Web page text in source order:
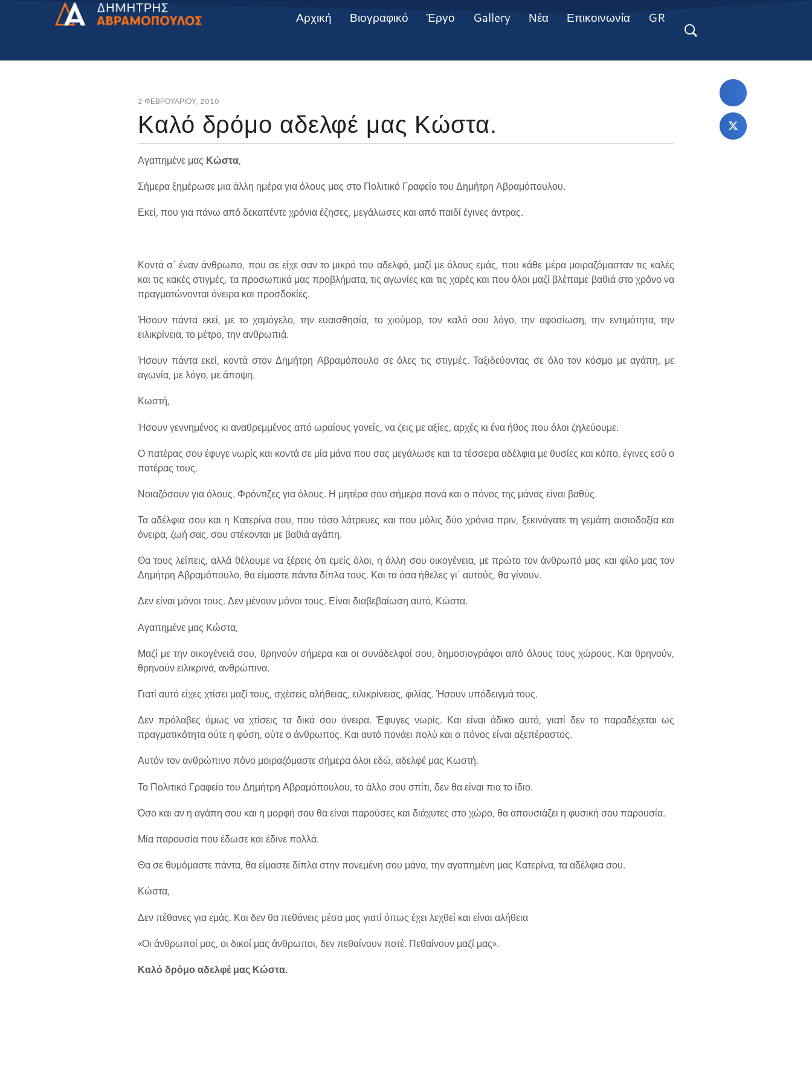
Αρχική Βιογραφικό Έργο Gallery Νέα Επικοινωνία GR
2 ΦΕΒΡΟΥΑΡΊΟΥ, 2010
Καλό δρόμο αδελφέ μας Κώστα.
Αγαπημένε μας Κώστα,
Σήμερα ξημέρωσε μια άλλη ημέρα για όλους μας στο Πολιτικό Γραφείο του Δημήτρη Αβραμόπουλου.
Εκεί, που για πάνω από δεκαπέντε χρόνια έζησες, μεγάλωσες και από παιδί έγινες άντρας.
Κοντά σ΄ έναν άνθρωπο, που σε είχε σαν το μικρό του αδελφό, μαζί με όλους εμάς, που κάθε μέρα μοιραζόμασταν τις καλές
και τις κακές στιγμές, τα προσωπικά μας προβλήματα, τις αγωνίες και τις χαρές και που όλοι μαζί βλέπαμε βαθιά στο χρόνο να
πραγματώνονται όνειρα και προσδοκίες.
Ήσουν πάντα εκεί, με το χαμόγελο, την ευαισθησία, το χιούμορ, τον καλό σου λόγο, την αφοσίωση, την εντιμότητα, την
ειλικρίνεια, το μέτρο, την ανθρωπιά.
Ήσουν πάντα εκεί, κοντά στον Δημήτρη Αβραμόπουλο σε όλες τις στιγμές. Ταξιδεύοντας σε όλο τον κόσμο με αγάπη, με
αγωνία, με λόγο, με άποψη.
Κωστή,
Ήσουν γεννημένος κι αναθρεμμένος από ωραίους γονείς, να ζεις με αξίες, αρχές κι ένα ήθος που όλοι ζηλεύουμε.
Ο πατέρας σου έφυγε νωρίς και κοντά σε μία μάνα που σας μεγάλωσε και τα τέσσερα αδέλφια με θυσίες και κόπο, έγινες εσύ ο
πατέρας τους.
Νοιαζόσουν για όλους. Φρόντιζες για όλους. Η μητέρα σου σήμερα πονά και ο πόνος της μάνας είναι βαθύς.
Τα αδέλφια σου και η Κατερίνα σου, που τόσο λάτρευες και που μόλις δύο χρόνια πριν, ξεκινάγατε τη γεμάτη αισιοδοξία και
όνειρα, ζωή σας, σου στέκονται με βαθιά αγάπη.
Θα τους λείπεις, αλλά θέλουμε να ξέρεις ότι εμείς όλοι, η άλλη σου οικογένεια, με πρώτο τον άνθρωπό μας και φίλο μας τον
Δημήτρη Αβραμόπουλο, θα είμαστε πάντα δίπλα τους. Και τα όσα ήθελες γι΄ αυτούς, θα γίνουν.
Δεν είναι μόνοι τους. Δεν μένουν μόνοι τους. Είναι διαβεβαίωση αυτό, Κώστα.
Αγαπημένε μας Κώστα,
Μαζί με την οικογένειά σου, θρηνούν σήμερα και οι συνάδελφοί σου, δημοσιογράφοι από όλους τους χώρους. Και θρηνούν,
θρηνούν ειλικρινά, ανθρώπινα.
Γιατί αυτό είχες χτίσει μαζί τους, σχέσεις αλήθειας, ειλικρίνειας, φιλίας. Ήσουν υπόδειγμά τους.
Δεν πρόλαβες όμως να χτίσεις τα δικά σου όνειρα. Έφυγες νωρίς. Και είναι άδικο αυτό, γιατί δεν το παραδέχεται ως
πραγματικότητα ούτε η φύση, ούτε ο άνθρωπος. Και αυτό πονάει πολύ και ο πόνος είναι αξεπέραστος.
Αυτόν τον ανθρώπινο πόνο μοιραζόμαστε σήμερα όλοι εδώ, αδελφέ μας Κωστή.
Το Πολιτικό Γραφείο του Δημήτρη Αβραμόπουλου, το άλλο σου σπίτι, δεν θα είναι πια το ίδιο.
Όσο και αν η αγάπη σου και η μορφή σου θα είναι παρούσες και διάχυτες στο χώρο, θα απουσιάζει η φυσική σου παρουσία.
Μία παρουσία που έδωσε και έδινε πολλά.
Θα σε θυμόμαστε πάντα, θα είμαστε δίπλα στην πονεμένη σου μάνα, την αγαπημένη μας Κατερίνα, τα αδέλφια σου.
Κώστα,
Δεν πέθανες για εμάς. Και δεν θα πεθάνεις μέσα μας γιατί όπως έχει λεχθεί και είναι αλήθεια
«Οι άνθρωποί μας, οι δικοί μας άνθρωποι, δεν πεθαίνουν ποτέ. Πεθαίνουν μαζί μας».
Καλό δρόμο αδελφέ μας Κώστα.